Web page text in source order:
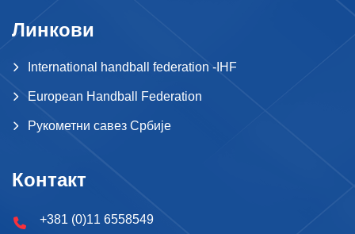
Линкови
International handball federation -IHF
European Handball Federation
Рукометни савез Србије
Контакт
+381 (0)11 6558549